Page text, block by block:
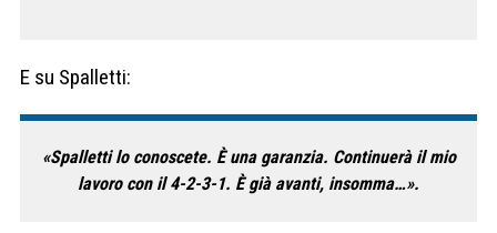
E su Spalletti:
«Spalletti lo conoscete. È una garanzia. Continuerà il mio
lavoro con il 4-2-3-1. È già avanti, insomma…».